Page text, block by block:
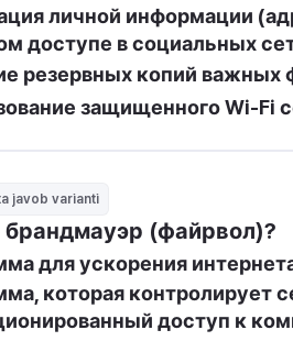
личной информации
доступе в социальных
резервных копий важных
защищенного Wi-Fi
javob varianti
брандмауэр (файрвол)?
для ускорения
которая контролирует
доступ к